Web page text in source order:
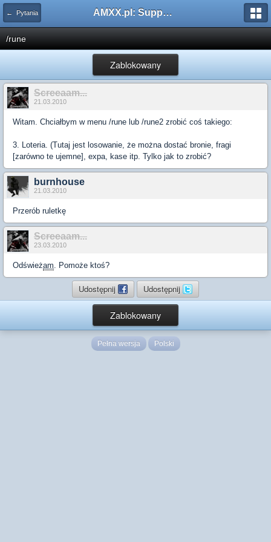
← Pytania AMXX.pl: Support AMX Mod X i SourceMod
/rune
Zablokowany
Screeaam...
21.03.2010
Witam. Chciałbym w menu /rune lub /rune2 zrobić coś takiego:
3. Loteria. (Tutaj jest losowanie, że można dostać bronie, fragi
[zarówno te ujemne], expa, kase itp. Tylko jak to zrobić?
burnhouse
21.03.2010
Przerób ruletkę
Screeaam...
23.03.2010
Odświeżam. Pomoże ktoś?
Udostępnij Udostępnij
Zablokowany
Pełna wersja Polski